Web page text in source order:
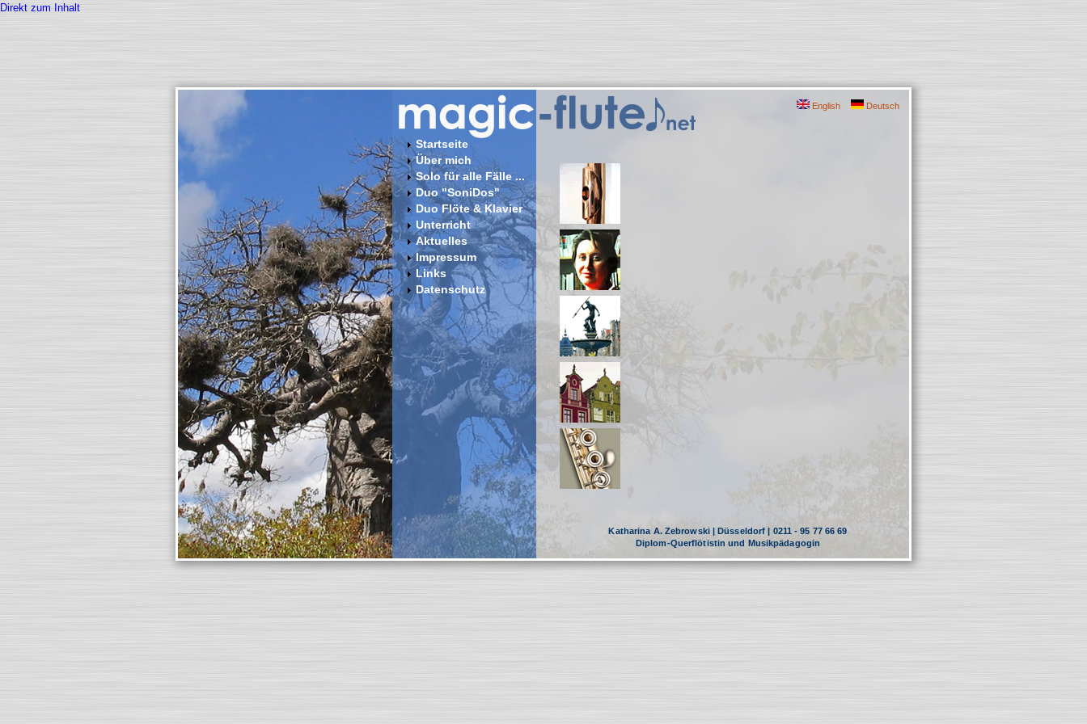
Direkt zum Inhalt
English Deutsch
Startseite
Über mich
Solo für alle Fälle ...
Duo "SoniDos"
Duo Flöte & Klavier
Unterricht
Aktuelles
Impressum
Links
Datenschutz
Katharina A. Zebrowski | Düsseldorf | 0211 - 95 77 66 69
Diplom-Querflötistin und Musikpädagogin